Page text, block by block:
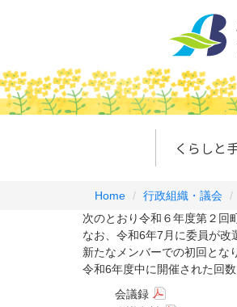
くらしと
Home 行政組織・議会
次のとおり令和６年度第２回
なお、令和6年7月に委員が改
新たなメンバーでの初回とな
令和6年度中に開催された回
会議録